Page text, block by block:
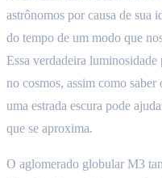
astrônomos por causa de sua
do tempo de um modo que
Essa verdadeira luminosidade
no cosmos, assim como
uma estrada escura pode
que se aproxima.
O aglomerado globular M3